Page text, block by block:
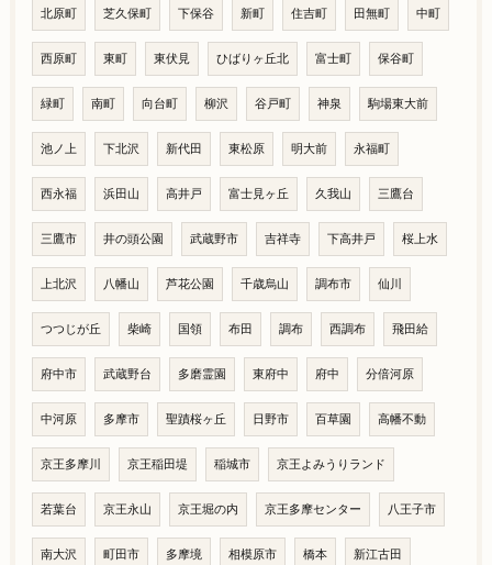
北原町 芝久保町 下保谷 新町 住吉町 田無町 中町
西原町 東町 東伏見 ひばりヶ丘北 富士町 保谷町
緑町 南町 向台町 柳沢 谷戸町 神泉 駒場東大前
池ノ上 下北沢 新代田 東松原 明大前 永福町
西永福 浜田山 高井戸 富士見ヶ丘 久我山 三鷹台
三鷹市 井の頭公園 武蔵野市 吉祥寺 下高井戸 桜上水
上北沢 八幡山 芦花公園 千歳烏山 調布市 仙川
つつじが丘 柴崎 国領 布田 調布 西調布 飛田給
府中市 武蔵野台 多磨霊園 東府中 府中 分倍河原
中河原 多摩市 聖蹟桜ヶ丘 日野市 百草園 高幡不動
京王多摩川 京王稲田堤 稲城市 京王よみうりランド
若葉台 京王永山 京王堀の内 京王多摩センター 八王子市
南大沢 町田市 多摩境 相模原市 橋本 新江古田